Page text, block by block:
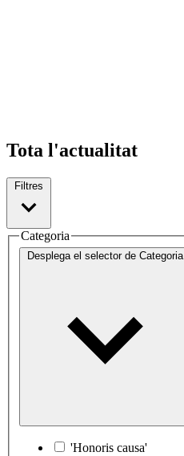
Tota l'actualitat
Filtres
Categoria
Desplega el selector de Categoria
'Honoris causa'